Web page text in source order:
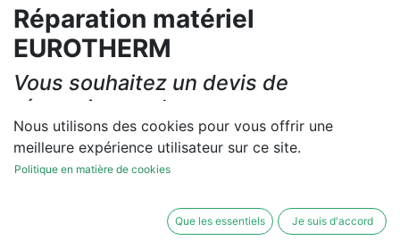
Réparation matériel
EUROTHERM
Vous souhaitez un devis de
réparation ou de vente, un
diagnostic sur site?
Contactez-nous
Nous utilisons des cookies pour vous offrir une
meilleure expérience utilisateur sur ce site.
Politique en matière de cookies
Que les essentiels Je suis d'accord